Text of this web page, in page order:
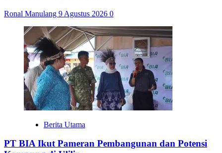
Ronal Manulang 9 Agustus 2026 0
Berita Utama
PT BIA Ikut Pameran Pembangunan dan Potensi